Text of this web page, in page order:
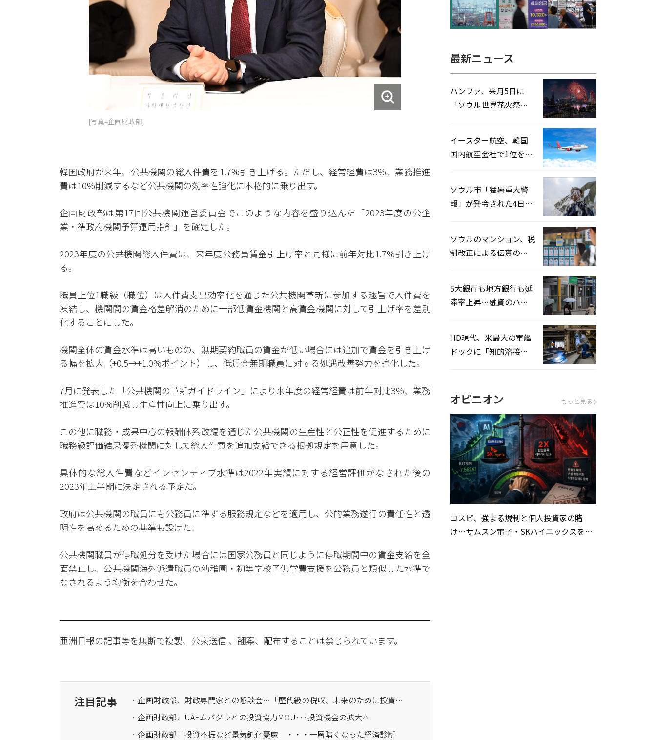
[写真=企画財政部]
韓国政府が来年、公共機関の総人件費を1.7%引き上げる。ただし、経常経費は3%、業務推進
費は10%削減するなど公共機関の効率性強化に本格的に乗り出す。
企画財政部は第17回公共機関運営委員会でこのような内容を盛り込んだ「2023年度の公企
業・準政府機関予算運用指針」を確定した。
2023年度の公共機関総人件費は、来年度公務員賃金引上げ率と同様に前年対比1.7%引き上げ
る。
職員上位1職級（職位）は人件費支出効率化を通じた公共機関革新に参加する趣旨で人件費を
凍結し、機関間の賃金格差解消のために一部低賃金機関と高賃金機関に対して引上げ率を差別
化することにした。
機関全体の賃金水準は高いものの、無期契約職員の賃金が低い場合には追加で賃金を引き上げ
る幅を拡大（+0.5→+1.0%ポイント）し、低賃金無期職員に対する処遇改善努力を強化した。
7月に発表した「公共機関の革新ガイドライン」により来年度の経常経費は前年対比3%、業務
推進費は10%削減し生産性向上に乗り出す。
この他に職務・成果中心の報酬体系改編を通じた公共機関の生産性と公正性を促進するために
職務級評価結果優秀機関に対して総人件費を追加支給できる根拠規定を用意した。
具体的な総人件費などインセンティブ水準は2022年実績に対する経営評価がなされた後の
2023年上半期に決定される予定だ。
政府は公共機関の職員にも公務員に準ずる服務規定などを適用し、公的業務遂行の責任性と透
明性を高めるための基準も設けた。
公共機関職員が停職処分を受けた場合には国家公務員と同じように停職期間中の賃金支給を全
面禁止し、公共機関海外派遣職員の幼稚園・初等学校子供学費支援を公務員と類似した水準で
なされるよう均衡を合わせた。
亜洲日報の記事等を無断で複製、公衆送信 、翻案、配布することは禁じられています。
注目記事
· 企画財政部、財政専門家との懇談会…「歴代級の税収、未来のために投資すべき」
· 企画財政部、UAEムバダラとの投資協力MOU···投資機会の拡大へ
· 企画財政部「投資不振など景気鈍化憂慮」・・・一層暗くなった経済診断
最大」…輸出が初の1000億ドル突破
最新ニュース
ハンファ、来月5日に
「ソウル世界花火祭り
イースター航空、韓国
国内航空会社で1位を記
ソウル市「猛暑重大警
報」が発令された4日、
ソウルのマンション、税
制改正による伝貰の月
5大銀行も地方銀行も延
滞率上昇…融資のハー
HD現代、米最大の軍艦
ドックに「知的溶接」
オピニオン もっと見る
コスピ、強まる規制と個人投資家の賭
け…サムスン電子・SKハイニックスを巡